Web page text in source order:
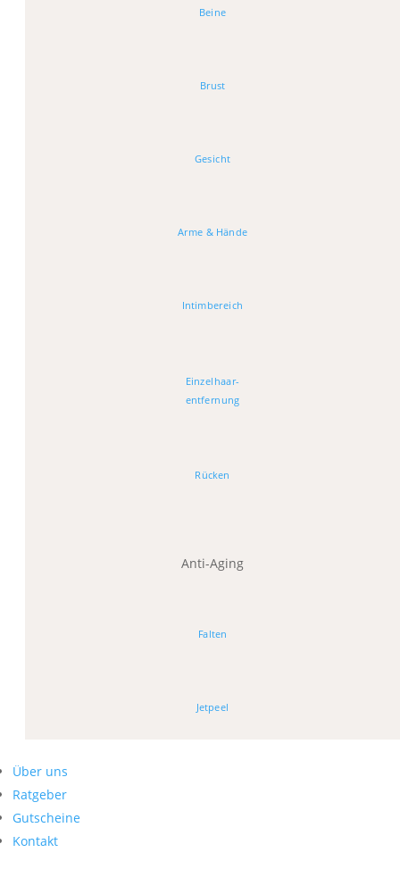
Beine
Brust
Gesicht
Arme & Hände
Intimbereich
Einzelhaar-
entfernung
Rücken
Anti-Aging
Falten
Jetpeel
Über uns
Ratgeber
Gutscheine
Kontakt